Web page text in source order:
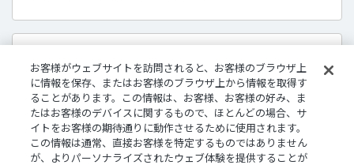
販売商品について
デジタルグッズはダウンロード商品です。
さまざまな企画やコンセプトに沿ったライバーたちのボイ
ス、特典壁紙をご購入いただけます。
お客様がウェブサイトを訪問されると、お客様のブラウザ上
に情報を保存、またはお客様のブラウザ上から情報を取得す
ることがあります。この情報は、お客様、お客様の好み、ま
たはお客様のデバイスに関するもので、ほとんどの場合、サ
イトをお客様の期待通りに動作させるために使用されます。
この情報は通常、直接お客様を特定するものではありません
が、よりパーソナライズされたウェブ体験を提供することが